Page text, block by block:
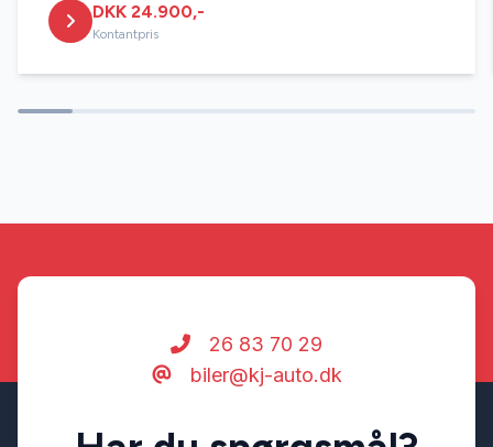
DKK 24.900,-
Kontantpris
26 83 70 29
biler@kj-auto.dk